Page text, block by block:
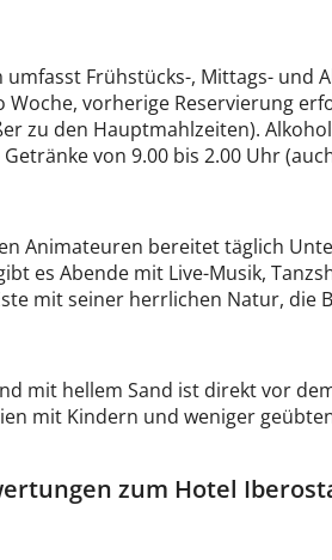
Frühstücks-, Mittags- und
Woche, vorherige Reservierung
zu den Hauptmahlzeiten).
von 9.00 bis 2.00 Uhr
Animateuren bereitet täglich
es Abende mit Live-Musik,
mit seiner herrlichen Natur, die
mit hellem Sand ist direkt vor
mit Kindern und weniger
zum Hotel